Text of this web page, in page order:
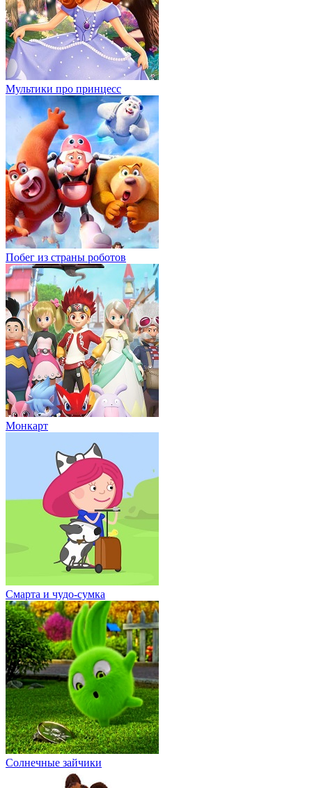
Мультики про принцесс
Побег из страны роботов
Монкарт
Смарта и чудо-сумка
Солнечные зайчики